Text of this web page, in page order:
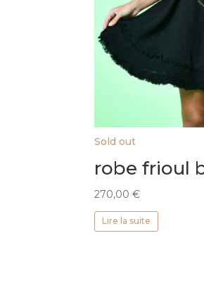
Sold out
robe frioul
270,00€
Lire la suite